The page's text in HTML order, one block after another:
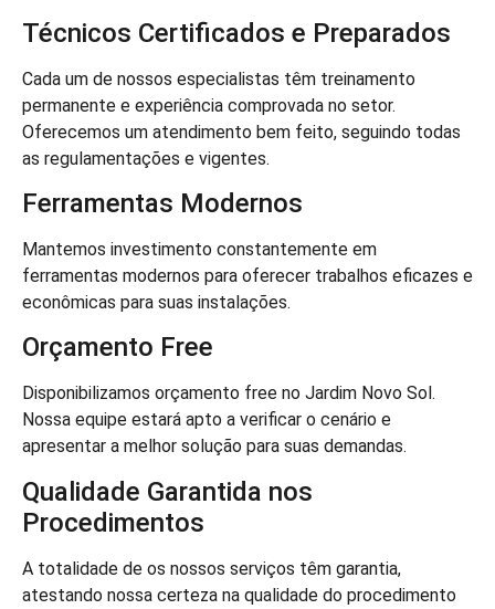
Técnicos Certificados e Preparados
Cada um de nossos especialistas têm treinamento
permanente e experiência comprovada no setor.
Oferecemos um atendimento bem feito, seguindo todas
as regulamentações e vigentes.
Ferramentas Modernos
Mantemos investimento constantemente em
ferramentas modernos para oferecer trabalhos eficazes e
econômicas para suas instalações.
Orçamento Free
Disponibilizamos orçamento free no Jardim Novo Sol.
Nossa equipe estará apto a verificar o cenário e
apresentar a melhor solução para suas demandas.
Qualidade Garantida nos
Procedimentos
A totalidade de os nossos serviços têm garantia,
atestando nossa certeza na qualidade do procedimento